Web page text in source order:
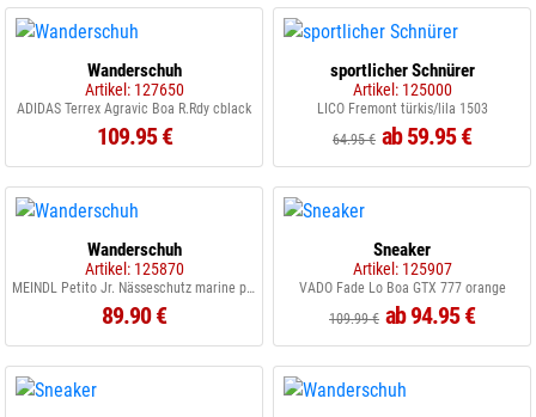
Wanderschuh
Artikel: 127650
ADIDAS Terrex Agravic Boa R.Rdy cblack
109.95 €
sportlicher Schnürer
Artikel: 125000
LICO Fremont türkis/lila 1503
64.95 € ab 59.95 €
Wanderschuh
Artikel: 125870
MEINDL Petito Jr. Nässeschutz marine pink
89.90 €
Sneaker
Artikel: 125907
VADO Fade Lo Boa GTX 777 orange
109.99 € ab 94.95 €